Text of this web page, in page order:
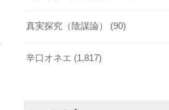
真実探究（陰謀論） (90)
辛口オネエ (1,817)